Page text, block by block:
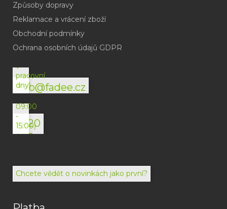
Způsoby dopravy
Reklamace a vrácení zboží
Obchodní podmínky
Ochrana osobních údajů GDPR
info@fadee.cz
(odpověď
do
v
pracovní
dny)
+420
792
072
(Po-
09:00
-
15:00)
Chcete vědět o novinkách jako první?